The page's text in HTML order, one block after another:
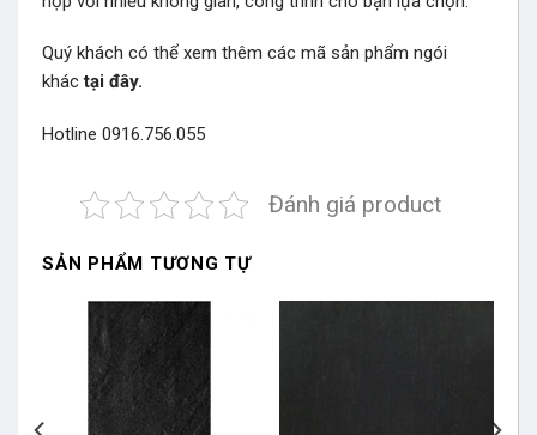
Quý khách có thể xem thêm các mã sản phẩm ngói
khác tại đây.
Hotline 0916.756.055
Đánh giá product
SẢN PHẨM TƯƠNG TỰ